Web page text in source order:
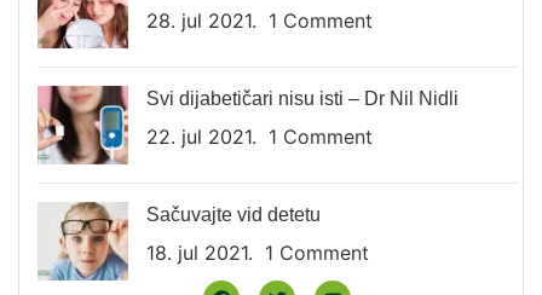
28. jul 2021. 1 Comment
Svi dijabetičari nisu isti – Dr Nil Nidli
22. jul 2021. 1 Comment
Sačuvajte vid detetu
18. jul 2021. 1 Comment